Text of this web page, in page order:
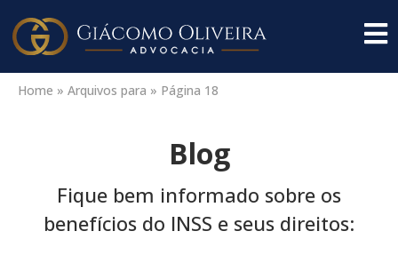
Home » Arquivos para » Página 18
Blog
Fique bem informado sobre os
benefícios do INSS e seus direitos: